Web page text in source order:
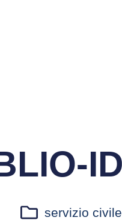
servizio